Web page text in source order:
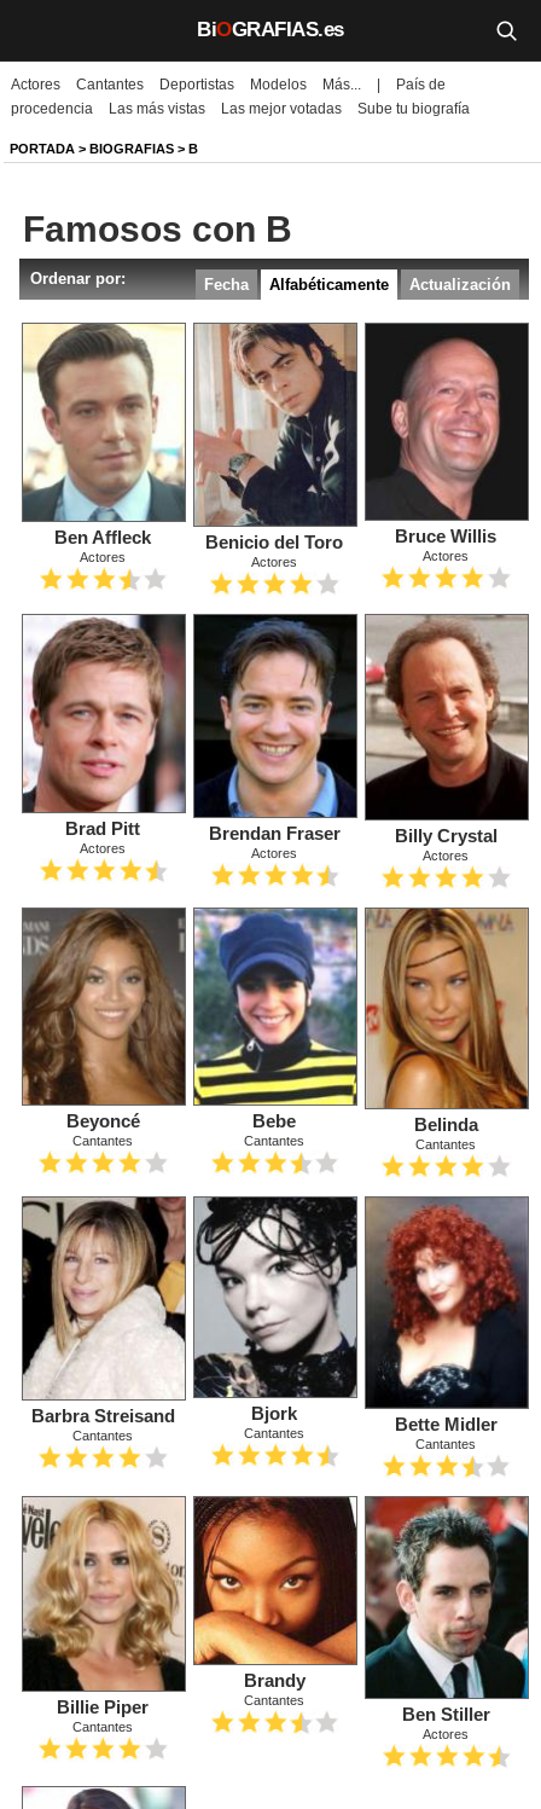
BiOGRAFIAS.es
Biografías
Películas
Un día como hoy
Videos
Galerías
Noticias
Iniciar sesión Crear cuenta
Actores Cantantes Deportistas Modelos Más...
País de
procedencia
Las más vistas Las mejor votadas Sube tu biografía
PORTADA > BIOGRAFIAS > B
Famosos con B
Ordenar por: Actualización
Alfabéticamente
Fecha
Ben Affleck
Actores
Benicio del Toro
Actores
Bruce Willis
Actores
Brad Pitt
Actores
Brendan Fraser
Actores
Billy Crystal
Actores
Beyoncé
Cantantes
Bebe
Cantantes
Belinda
Cantantes
Barbra Streisand
Cantantes
Bjork
Cantantes Bette Midler
Cantantes
Billie Piper
Cantantes
Brandy
Cantantes
Ben Stiller
Actores